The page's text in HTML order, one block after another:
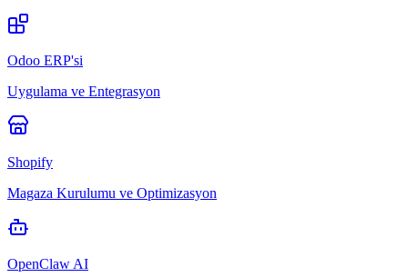
Odoo ERP'si
Uygulama ve Entegrasyon
Shopify
Magaza Kurulumu ve Optimizasyon
OpenClaw AI